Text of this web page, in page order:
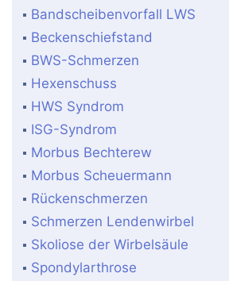
Bandscheibenvorfall LWS
Beckenschiefstand
BWS-Schmerzen
Hexenschuss
HWS Syndrom
ISG-Syndrom
Morbus Bechterew
Morbus Scheuermann
Rückenschmerzen
Schmerzen Lendenwirbel
Skoliose der Wirbelsäule
Spondylarthrose